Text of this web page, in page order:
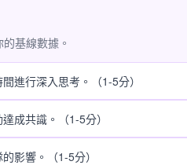
基線數據。
進行深入思考。（1-5分）
成共識。（1-5分）
影響。（1-5分）